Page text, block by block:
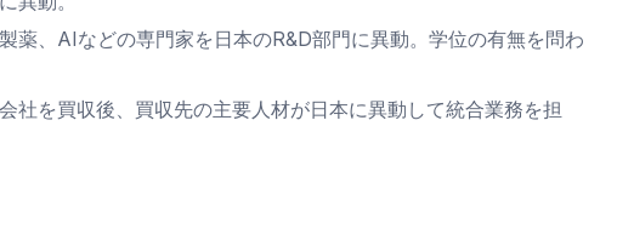
薬、AIなどの専門家を日本のR&D部門に異動。学位の有無を問わ
社を買収後、買収先の主要人材が日本に異動して統合業務を担